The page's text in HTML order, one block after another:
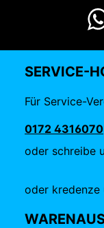
SERVICE-
Für Service-
0172 4316070
oder schreibe
oder kredenze